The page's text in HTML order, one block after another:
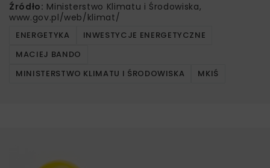
Źródło: Ministerstwo Klimatu i Środowiska,
www.gov.pl/web/klimat/
ENERGETYKA
INWESTYCJE ENERGETYCZNE
MACIEJ BANDO
MINISTERSTWO KLIMATU I ŚRODOWISKA
MKIŚ